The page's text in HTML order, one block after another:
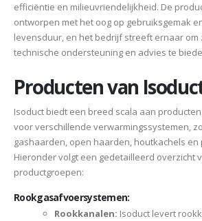
efficiëntie en milieuvriendelijkheid. De
ontworpen met het oog op gebruiksgemak
levensduur, en het bedrijf streeft ernaar om
technische ondersteuning en advies te
Producten van
Isoduct biedt een breed scala aan
voor verschillende verwarmingssystemen,
gashaarden, open haarden, houtkachels en
Hieronder volgt een gedetailleerd overzicht
productgroepen:
Rookgasafvoersystemen:
Rookkanalen: Isoduct levert